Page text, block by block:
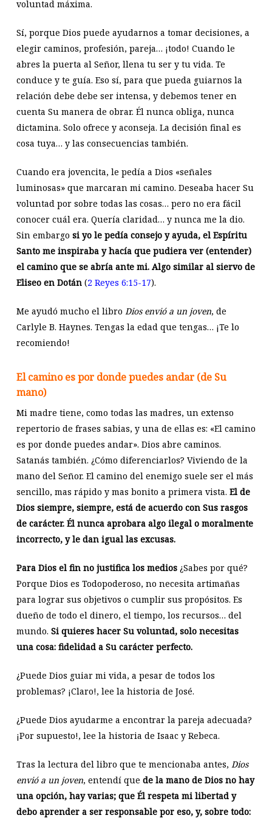
voluntad máxima.
Sí, porque Dios puede ayudarnos a tomar decisiones, a
elegir caminos, profesión, pareja… ¡todo! Cuando le
abres la puerta al Señor, llena tu ser y tu vida. Te
conduce y te guía. Eso sí, para que pueda guiarnos la
relación debe debe ser intensa, y debemos tener en
cuenta Su manera de obrar. Él nunca obliga, nunca
dictamina. Solo ofrece y aconseja. La decisión final es
cosa tuya… y las consecuencias también.
Cuando era jovencita, le pedía a Dios «señales
luminosas» que marcaran mi camino. Deseaba hacer Su
voluntad por sobre todas las cosas… pero no era fácil
conocer cuál era. Quería claridad… y nunca me la dio.
Sin embargo si yo le pedía consejo y ayuda, el Espíritu
Santo me inspiraba y hacía que pudiera ver (entender)
el camino que se abría ante mi. Algo similar al siervo de
Eliseo en Dotán (2 Reyes 6:15-17).
Me ayudó mucho el libro Dios envió a un joven, de
Carlyle B. Haynes. Tengas la edad que tengas… ¡Te lo
recomiendo!
El camino es por donde puedes andar (de Su
mano)
Mi madre tiene, como todas las madres, un extenso
repertorio de frases sabias, y una de ellas es: «El camino
es por donde puedes andar». Dios abre caminos.
Satanás también. ¿Cómo diferenciarlos? Viviendo de la
mano del Señor. El camino del enemigo suele ser el más
sencillo, mas rápido y mas bonito a primera vista. El de
Dios siempre, siempre, está de acuerdo con Sus rasgos
de carácter. Él nunca aprobara algo ilegal o moralmente
incorrecto, y le dan igual las excusas.
Para Dios el fin no justifica los medios ¿Sabes por qué?
Porque Dios es Todopoderoso, no necesita artimañas
para lograr sus objetivos o cumplir sus propósitos. Es
dueño de todo el dinero, el tiempo, los recursos… del
mundo. Si quieres hacer Su voluntad, solo necesitas
una cosa: fidelidad a Su carácter perfecto.
¿Puede Dios guiar mi vida, a pesar de todos los
problemas? ¡Claro!, lee la historia de José.
¿Puede Dios ayudarme a encontrar la pareja adecuada?
¡Por supuesto!, lee la historia de Isaac y Rebeca.
Tras la lectura del libro que te mencionaba antes, Dios
envió a un joven, entendí que de la mano de Dios no hay
una opción, hay varias; que Él respeta mi libertad y
debo aprender a ser responsable por eso, y, sobre todo: